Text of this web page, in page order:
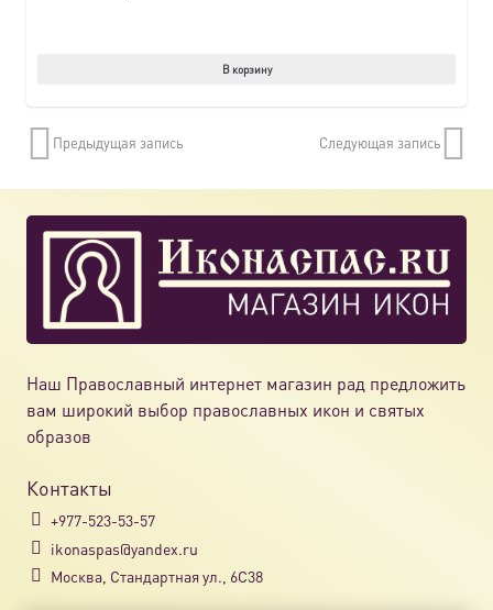
В корзину
Предыдущая запись Следующая запись
Наш Православный интернет магазин рад предложить
вам широкий выбор православных икон и святых
образов
Контакты
+977-523-53-57
ikonaspas@yandex.ru
Москва, Стандартная ул., 6С38